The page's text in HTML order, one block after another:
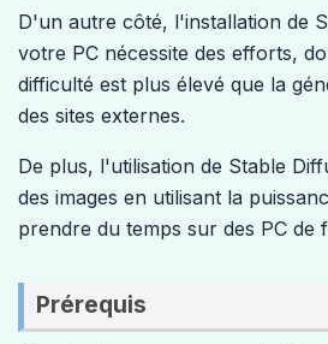
D'un autre côté, l'installation de
votre PC nécessite des efforts,
difficulté est plus élevé que la
des sites externes.
De plus, l'utilisation de Stable
des images en utilisant la
prendre du temps sur des PC de
Prérequis